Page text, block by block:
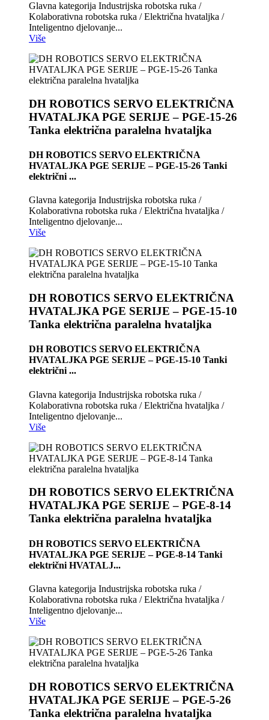
Glavna kategorija Industrijska robotska ruka /
Kolaborativna robotska ruka / Električna hvataljka /
Inteligentno djelovanje...
Više
DH ROBOTICS SERVO ELEKTRIČNA
HVATALJKA PGE SERIJE – PGE-15-26
Tanka električna paralelna hvataljka
DH ROBOTICS SERVO ELEKTRIČNA
HVATALJKA PGE SERIJE – PGE-15-26 Tanki
električni ...
Glavna kategorija Industrijska robotska ruka /
Kolaborativna robotska ruka / Električna hvataljka /
Inteligentno djelovanje...
Više
DH ROBOTICS SERVO ELEKTRIČNA
HVATALJKA PGE SERIJE – PGE-15-10
Tanka električna paralelna hvataljka
DH ROBOTICS SERVO ELEKTRIČNA
HVATALJKA PGE SERIJE – PGE-15-10 Tanki
električni ...
Glavna kategorija Industrijska robotska ruka /
Kolaborativna robotska ruka / Električna hvataljka /
Inteligentno djelovanje...
Više
DH ROBOTICS SERVO ELEKTRIČNA
HVATALJKA PGE SERIJE – PGE-8-14
Tanka električna paralelna hvataljka
DH ROBOTICS SERVO ELEKTRIČNA
HVATALJKA PGE SERIJE – PGE-8-14 Tanki
električni HVATALJ...
Glavna kategorija Industrijska robotska ruka /
Kolaborativna robotska ruka / Električna hvataljka /
Inteligentno djelovanje...
Više
DH ROBOTICS SERVO ELEKTRIČNA
HVATALJKA PGE SERIJE – PGE-5-26
Tanka električna paralelna hvataljka